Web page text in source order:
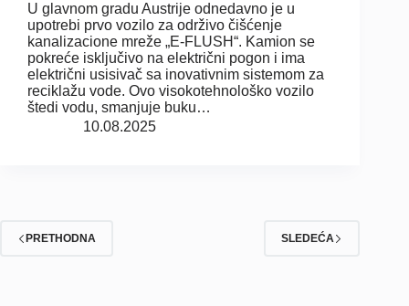
U glavnom gradu Austrije odnedavno je u
upotrebi prvo vozilo za održivo čišćenje
kanalizacione mreže „E-FLUSH“. Kamion se
pokreće isključivo na električni pogon i ima
električni usisivač sa inovativnim sistemom za
reciklažu vode. Ovo visokotehnološko vozilo
štedi vodu, smanjuje buku…
10.08.2025
PRETHODNA SLEDEĆA